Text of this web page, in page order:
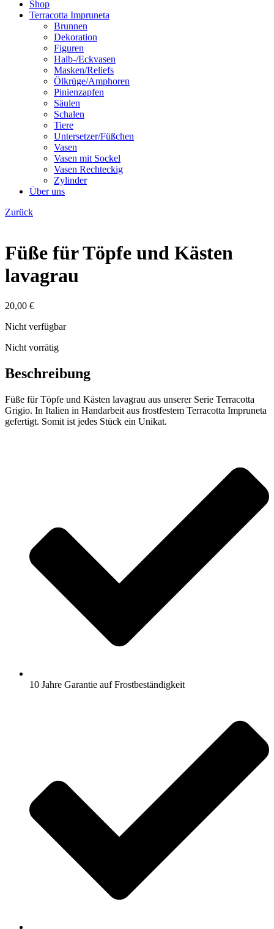
Shop
Terracotta Impruneta
Brunnen
Dekoration
Figuren
Halb-/Eckvasen
Masken/Reliefs
Ölkrüge/Amphoren
Pinienzapfen
Säulen
Schalen
Tiere
Untersetzer/Füßchen
Vasen
Vasen mit Sockel
Vasen Rechteckig
Zylinder
Über uns
Zurück
Füße für Töpfe und Kästen
lavagrau
20,00 €
Nicht verfügbar
Nicht vorrätig
Beschreibung
Füße für Töpfe und Kästen lavagrau aus unserer Serie Terracotta
Grigio. In Italien in Handarbeit aus frostfestem Terracotta Impruneta
gefertigt. Somit ist jedes Stück ein Unikat.
10 Jahre Garantie auf Frostbeständigkeit